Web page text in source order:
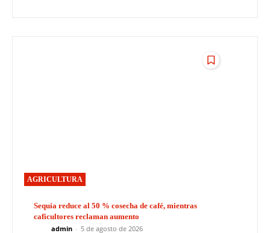
AGRICULTURA
Sequía reduce al 50 % cosecha de café, mientras
caficultores reclaman aumento
admin - 5 de agosto de 2026